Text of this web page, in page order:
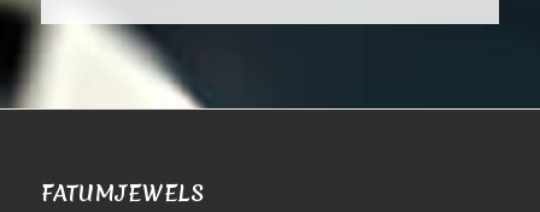
FATUMJEWELS